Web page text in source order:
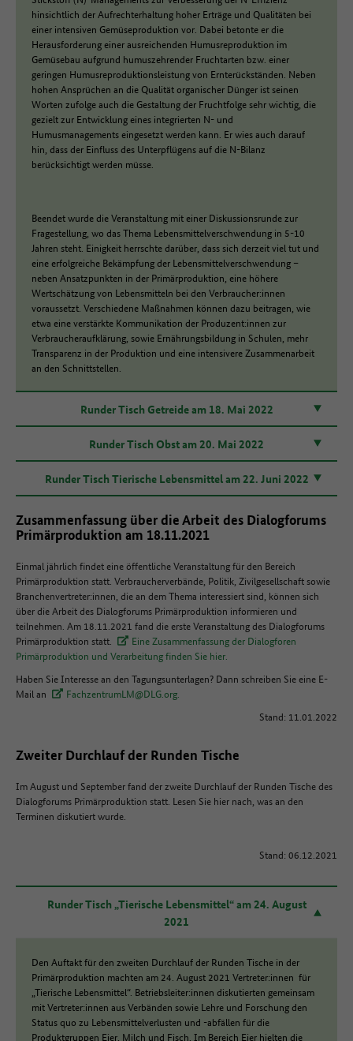
hinsichtlich der Aufrechterhaltung hoher Erträge und Qualitäten bei
einer intensiven Gemüseproduktion vor. Dabei betonte er die
Herausforderung einer ausreichenden Humusreproduktion im
Gemüsebau aufgrund humuszehrender Fruchtarten bzw. einer
geringen Humusreproduktionsleistung von Ernterückständen. Neben
hohen Ansprüchen an die Qualität organischer Dünger ist seinen
Worten zufolge auch die Gestaltung der Fruchtfolge sehr wichtig, die
gezielt zur Entwicklung eines integrierten N- und
Humusmanagements eingesetzt werden kann. Er wies auch darauf
hin, dass der Einfluss des Unterpflügens auf die N-Bilanz
berücksichtigt werden müsse.
Beendet wurde die Veranstaltung mit einer Diskussionsrunde zur
Fragestellung, wo das Thema Lebensmittelverschwendung in 5-10
Jahren steht. Einigkeit herrschte darüber, dass sich derzeit viel tut und
eine erfolgreiche Bekämpfung der Lebensmittelverschwendung –
neben Ansatzpunkten in der Primärproduktion, eine höhere
Wertschätzung von Lebensmitteln bei den Verbraucher:innen
voraussetzt. Verschiedene Maßnahmen können dazu beitragen, wie
etwa eine verstärkte Kommunikation der Produzent:innen zur
Verbraucheraufklärung, sowie Ernährungsbildung in Schulen, mehr
Transparenz in der Produktion und eine intensivere Zusammenarbeit
an den Schnittstellen.
Runder Tisch Getreide am 18. Mai 2022
Runder Tisch Obst am 20. Mai 2022
Runder Tisch Tierische Lebensmittel am 22. Juni 2022
Zusammenfassung über die Arbeit des Dialogforums
Primärproduktion am 18.11.2021
Einmal jährlich findet eine öffentliche Veranstaltung für den Bereich
Primärproduktion statt. Verbraucherverbände, Politik, Zivilgesellschaft sowie
Branchenvertreter:innen, die an dem Thema interessiert sind, können sich
über die Arbeit des Dialogforums Primärproduktion informieren und
teilnehmen. Am 18.11.2021 fand die erste Veranstaltung des Dialogforums
Primärproduktion statt.
Eine Zusammenfassung der Dialogforen
Primärproduktion und Verarbeitung finden Sie hier.
Haben Sie Interesse an den Tagungsunterlagen? Dann schreiben Sie eine E-
Mail an
FachzentrumLM@DLG.org.
Stand: 11.01.2022
Zweiter Durchlauf der Runden Tische
Im August und September fand der zweite Durchlauf der Runden Tische des
Dialogforums Primärproduktion statt. Lesen Sie hier nach, was an den
Terminen diskutiert wurde.
Stand: 06.12.2021
Runder Tisch „Tierische Lebensmittel“ am 24. August
2021
Den Auftakt für den zweiten Durchlauf der Runden Tische in der
Primärproduktion machten am 24. August 2021 Vertreter:innen für
„Tierische Lebensmittel“. Betriebsleiter:innen diskutierten gemeinsam
mit Vertreter:innen aus Verbänden sowie Lehre und Forschung den
Status quo zu Lebensmittelverlusten und -abfällen für die
Produktgruppen Eier, Milch und Fisch. Im Bereich Eier hielten die